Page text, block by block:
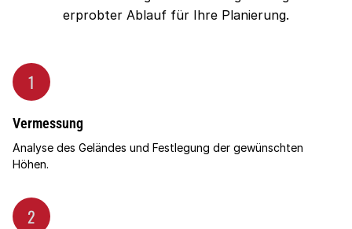
erprobter Ablauf für Ihre Planierung.
1
Vermessung
Analyse des Geländes und Festlegung der gewünschten
Höhen.
2